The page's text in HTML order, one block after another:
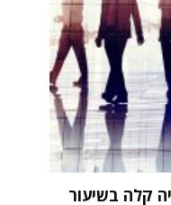
קלה בשיעור